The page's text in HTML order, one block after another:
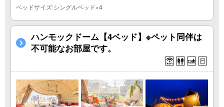
ベッドサイズ:シングルベッド×4
ハンモックドーム【4ベッド】※ペット同伴は
不可能なお部屋です。